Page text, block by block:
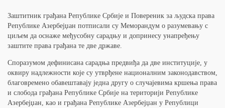
Заштитник грађана Републике Србије и Повереник за људска права
Републике Азербејџан потписали су Mеморандум о разумевању с
циљем да оснаже међусобну сарадњу и допринесу унапређењу
заштите права грађана те две државе.
Споразумом дефинисана сарадња предвиђа да две институције, у
оквиру надлежности које су утврђене националним законодавством,
благовремено обавештавају једна другу о случајевима кршења права
и слобода грађана Републике Србије на територији Републике
Азербејџан, као и грађана Републике Азербејџан у Републици